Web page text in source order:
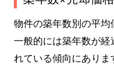
北根
北根
物件の築年数別の平均
一般的には築年数が
れている傾向にあり